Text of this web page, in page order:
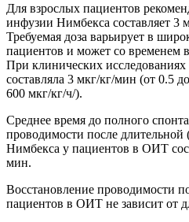
Для взрослых пациентов
инфузии Нимбекса составляет 3
Требуемая доза варьирует в
пациентов и может со временем
При клинических исследованиях
составляла 3 мкг/кг/мин (от 0.5
600 мкг/кг/ч/).
Среднее время до полного
проводимости после
Нимбекса у пациентов в ОИТ
мин.
Восстановление проводимости
пациентов в ОИТ не зависит от